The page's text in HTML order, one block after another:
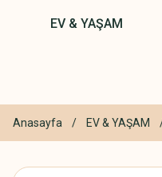
EV & YAŞAM
Anasayfa EV & YAŞAM